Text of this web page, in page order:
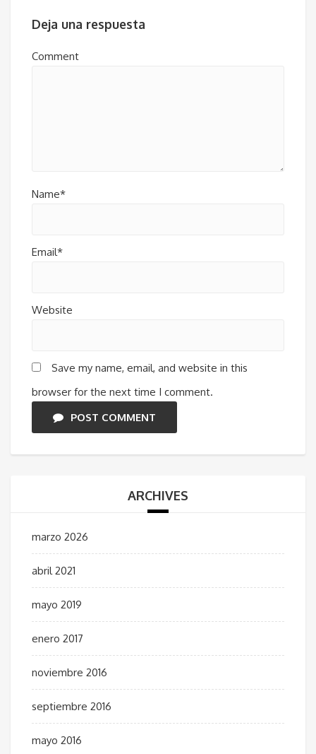
Deja una respuesta
Comment
Name*
Email*
Website
Save my name, email, and website in this
browser for the next time I comment.
POST COMMENT
ARCHIVES
marzo 2026
abril 2021
mayo 2019
enero 2017
noviembre 2016
septiembre 2016
mayo 2016